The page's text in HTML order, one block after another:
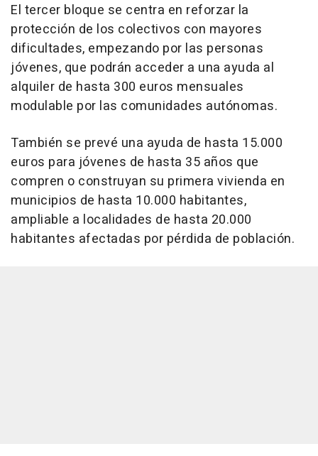
El tercer bloque se centra en reforzar la
protección de los colectivos con mayores
dificultades, empezando por las personas
jóvenes, que podrán acceder a una ayuda al
alquiler de hasta 300 euros mensuales
modulable por las comunidades autónomas.
También se prevé una ayuda de hasta 15.000
euros para jóvenes de hasta 35 años que
compren o construyan su primera vivienda en
municipios de hasta 10.000 habitantes,
ampliable a localidades de hasta 20.000
habitantes afectadas por pérdida de población.